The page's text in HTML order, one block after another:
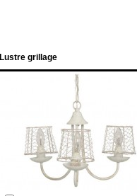
Lustre grillage